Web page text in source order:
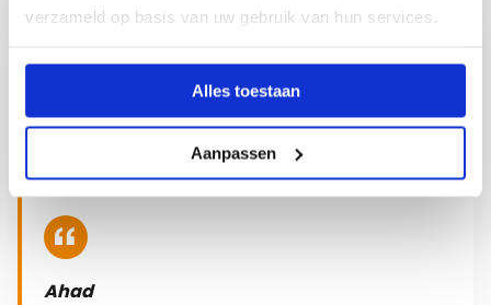
verzameld op basis van uw gebruik van hun services.
Alles toestaan
Aanpassen
Heb je een vacature, zoek je versterking of wil
je sparren over strategische personeelsinzet?
Ahad denkt graag met je mee. Bel, app of mail:
we staan voor je klaar.
Ahad